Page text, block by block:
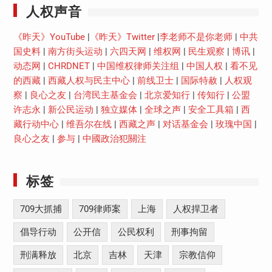
人权声音
《昨天》YouTube| 《昨天》Twitter| 李老师不是你老师| 中共
国史料| 南方街头运动 六四天网 维权网 民生观察 博讯|
动态网
CHRDNET| 中国维权律师关注组 中国人权
看不见
的西藏| 西藏人权与民主中心| 前线卫士| 国际特赦
人权观
察
良心之友 台湾民主基金会 北京爱知行| 传知行| 公盟
许志永
新公民运动 独立媒体| 全球之声| 安全工具箱
西
藏行动中心| 维吾尔在线| 西藏之声| 对话基金会 玫瑰中国
良心之友
参与| 中國政治犯關注
标签
709大抓捕 709律师案 上海 人权捍卫者
倡导行动 公开信 公民权利 刑事拘留
刑满释放 北京 吉林 天津 宗教信仰